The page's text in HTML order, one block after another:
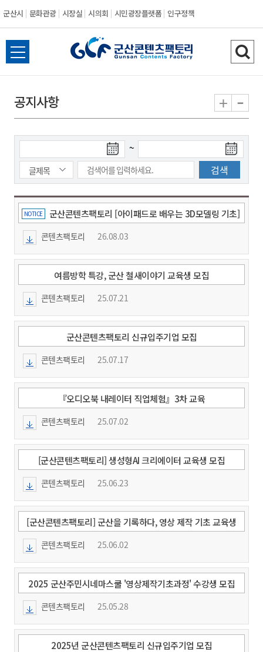
군산시 문화관광 시장실 시의회 시민광장플랫폼 인구정책
전
체
뉴
열
검
색
기
공지사항 + -
색
시
일
~
색
종
일
NOTICE
군산콘텐츠팩토리 [아이패드로 배우는 3D모델링 기초]
교육생 모집
콘텐츠팩토리 26.08.03
여름방학 특강, 군산 철새이야기 교육생 모집
콘텐츠팩토리 25.07.21
군산콘텐츠팩토리 신규입주기업 모집
콘텐츠팩토리 25.07.17
『오디오북 내레이터 직업체험』3차 교육
콘텐츠팩토리 25.07.02
[군산콘텐츠팩토리] 생성형AI 크리에이터 교육생 모집
콘텐츠팩토리 25.06.23
[군산콘텐츠팩토리] 군산을 기록하다, 영상 제작 기초 교육생
모집
콘텐츠팩토리 25.06.02
2025 군산주민시네마스쿨 '영상제작기초과정' 수강생 모집
콘텐츠팩토리 25.05.28
2025년 군산콘텐츠팩토리 신규입주기업 모집